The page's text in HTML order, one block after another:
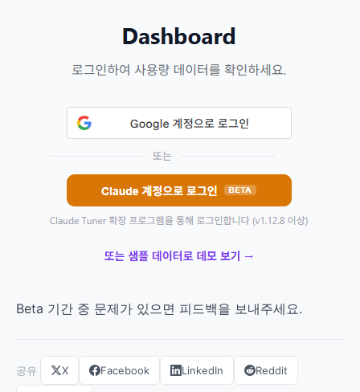
Beta 기간 중 문제가 있으면 피드백을 보내주세요.
공유 X Facebook LinkedIn Reddit